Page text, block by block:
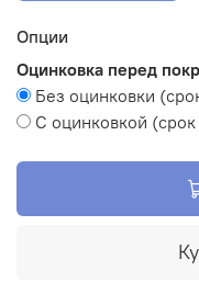
Опции
Оцинковка перед
Без оцинковки
С оцинковкой